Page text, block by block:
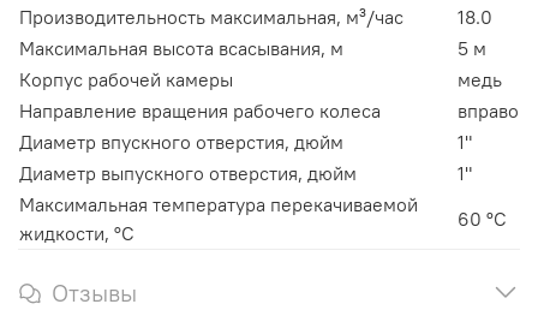
Производительность максимальная, м³/час
18.0
Максимальная высота всасывания, м
5 м
Корпус рабочей камеры
медь
Направление вращения рабочего колеса
вправо
Диаметр впускного отверстия, дюйм
1"
Диаметр выпускного отверстия, дюйм
1"
Максимальная температура перекачиваемой
жидкости, °C
60 ºС
Отзывы